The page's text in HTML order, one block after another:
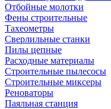
Отбойные молотки
Фены строительные
Тахеометры
Сверлильные станки
Пилы цепные
Расходные материалы
Строительные пылесосы
Строительные миксеры
Реноваторы
Паяльная станция